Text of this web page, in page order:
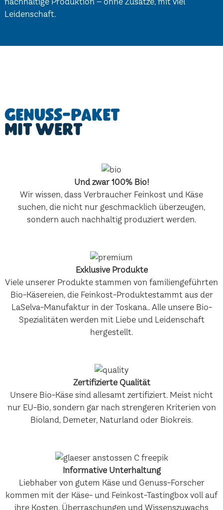
Leidenschaft.
Genuss-Paket
mit Wert
Und zwar 100% Bio!
Wir wissen, dass Verbraucher Feinkost und Käse
suchen, die nicht nur geschmacklich überzeugen,
sondern auch nachhaltig produziert werden.
Exklusive Produkte
Viele unserer Produkte stammen von familiengeführten
Bio-Käsereien, die Feinkost-Produktestammt aus der
LaSelva-Manufaktur in der Toskana.. Alle unsere Bio-
Spezialitäten werden mit Liebe und Leidenschaft
hergestellt.
Zertifizierte Qualität
Unsere Bio-Käse sind allesamt zertifiziert. Meist nicht
nur EU-Bio, sondern gar nach strengeren Kriterien von
Bioland, Demeter, Naturland oder Biokreis.
Informative Unterhaltung
Liebhaber von gutem Käse und Genuss-Forscher
kommen mit der Käse- und Feinkost-Tastingbox voll auf
ihre Kosten. Überraschungen und Wissenszuwachs